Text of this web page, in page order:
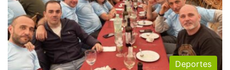
Deportes